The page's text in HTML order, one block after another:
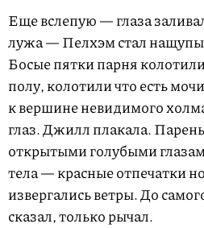
Еще вслепую — глаза
лужа — Пелхэм стал
Босые пятки парня
полу, колотили что есть
к вершине невидимого
глаз. Джилл плакала. Парень
открытыми голубыми
тела — красные отпечатки
извергались ветры. До
сказал, только рычал.